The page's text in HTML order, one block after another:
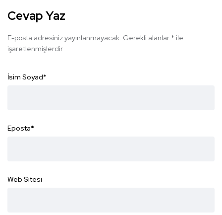
Cevap Yaz
E-posta adresiniz yayınlanmayacak. Gerekli alanlar * ile
işaretlenmişlerdir
İsim Soyad*
Eposta*
Web Sitesi